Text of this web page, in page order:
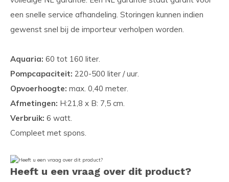
een snelle service afhandeling. Storingen kunnen indien
gewenst snel bij de importeur verholpen worden.
Aquaria: 60 tot 160 liter.
Pompcapaciteit: 220-500 liter / uur.
Opvoerhoogte: max. 0,40 meter.
Afmetingen: H:21,8 x B: 7,5 cm.
Verbruik: 6 watt.
Compleet met spons.
Heeft u een vraag over dit product?